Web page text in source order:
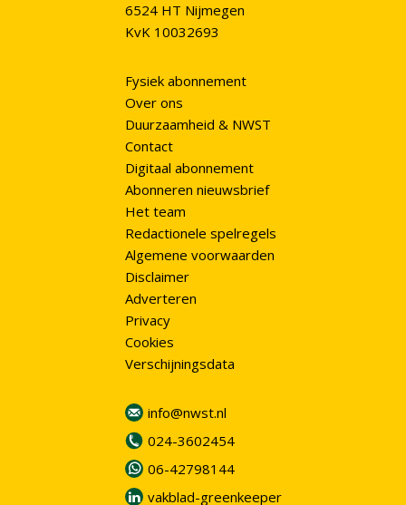
6524 HT Nijmegen
KvK 10032693
Fysiek abonnement
Over ons
Duurzaamheid & NWST
Contact
Digitaal abonnement
Abonneren nieuwsbrief
Het team
Redactionele spelregels
Algemene voorwaarden
Disclaimer
Adverteren
Privacy
Cookies
Verschijningsdata
info@nwst.nl
024-3602454
06-42798144
vakblad-greenkeeper